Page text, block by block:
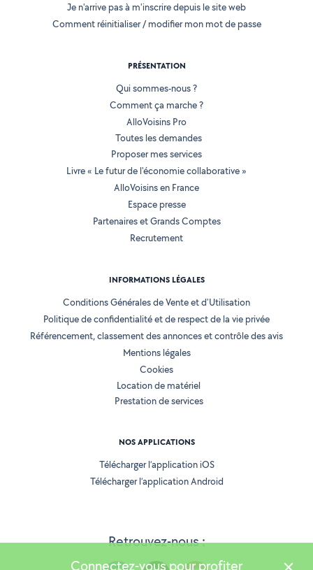
Retrouvez-nous :
Je n'arrive pas à m'inscrire depuis le site web
Comment réinitialiser / modifier mon mot de passe
PRÉSENTATION
Qui sommes-nous ?
Comment ça marche ?
AlloVoisins Pro
Toutes les demandes
Proposer mes services
Livre « Le futur de l'économie collaborative »
AlloVoisins en France
Espace presse
Partenaires et Grands Comptes
Recrutement
INFORMATIONS LÉGALES
Conditions Générales de Vente et d'Utilisation
Politique de confidentialité et de respect de la vie privée
Référencement, classement des annonces et contrôle des avis
Mentions légales
Cookies
Location de matériel
Prestation de services
NOS APPLICATIONS
Télécharger l’application iOS
Télécharger l’application Android
Connectez-vous pour profiter